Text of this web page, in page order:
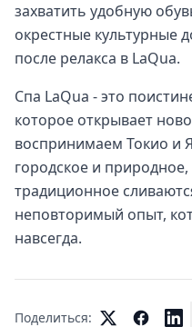
захватить удобную
окрестные культурные
после релакса в LaQua.
Спа LaQua - это
которое открывает
воспринимаем Токио и
городское и
традиционное
неповторимый опыт,
навсегда.
Поделиться: